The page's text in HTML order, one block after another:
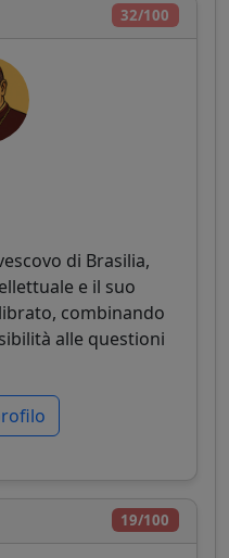
32/100
di Brasilia,
e il suo
combinando
alle questioni
19/100